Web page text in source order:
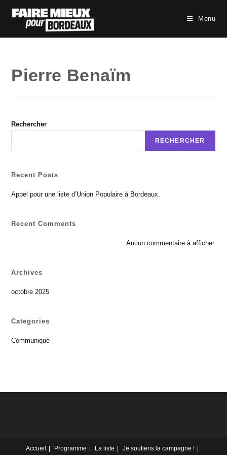
Menu
Pierre Benaïm
Rechercher
RECHERCHER
Recent Posts
Appel pour une liste d’Union Populaire à Bordeaux.
Recent Comments
Aucun commentaire à afficher.
Archives
octobre 2025
Categories
Communiqué
Accueil Programme La liste Je soutiens la campagne !